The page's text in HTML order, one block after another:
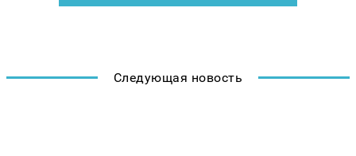
Следующая новость